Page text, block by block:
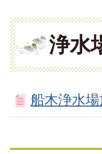
浄水
船木浄水